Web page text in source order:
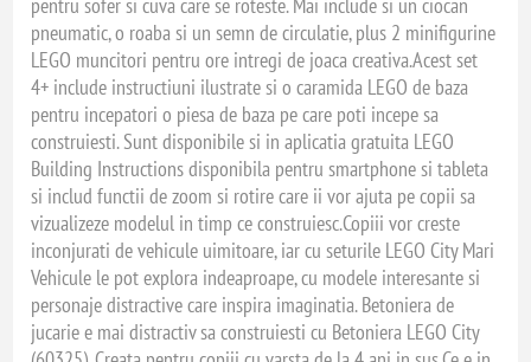
pneumatic, o roaba si un semn de circulatie, plus 2 minifigurine
LEGO muncitori pentru ore intregi de joaca creativa.Acest set
4+ include instructiuni ilustrate si o caramida LEGO de baza
pentru incepatori o piesa de baza pe care poti incepe sa
construiesti. Sunt disponibile si in aplicatia gratuita LEGO
Building Instructions disponibila pentru smartphone si tableta
si includ functii de zoom si rotire care ii vor ajuta pe copii sa
vizualizeze modelul in timp ce construiesc.Copiii vor creste
inconjurati de vehicule uimitoare, iar cu seturile LEGO City Mari
Vehicule le pot explora indeaproape, cu modele interesante si
personaje distractive care inspira imaginatia. Betoniera de
jucarie e mai distractiv sa construiesti cu Betoniera LEGO City